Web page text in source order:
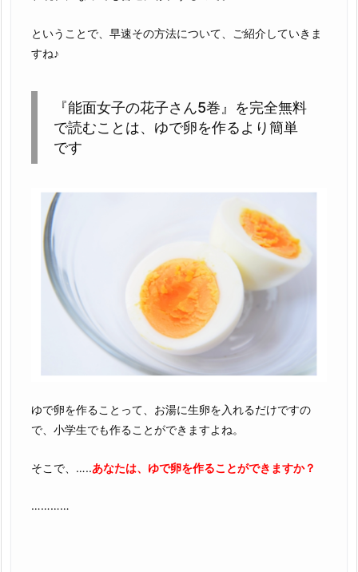
ということで、早速その方法について、ご紹介していきま
すね♪
『能面女子の花子さん5巻』を完全無料
で読むことは、ゆで卵を作るより簡単
です
ゆで卵を作ることって、お湯に生卵を入れるだけですの
で、小学生でも作ることができますよね。
そこで、…..あなたは、ゆで卵を作ることができますか？
…………